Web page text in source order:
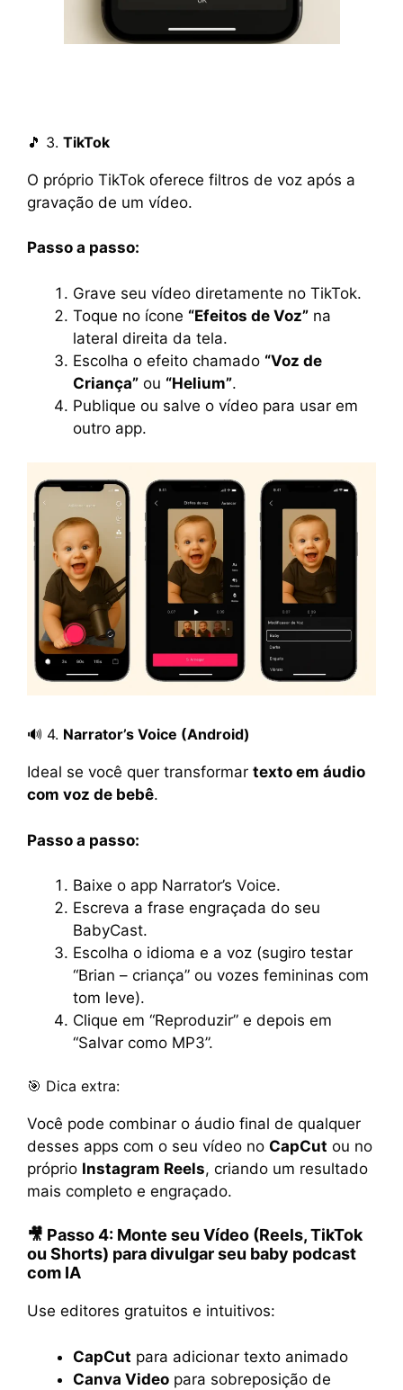
🎵 3. TikTok
O próprio TikTok oferece filtros de voz após a
gravação de um vídeo.
Passo a passo:
Grave seu vídeo diretamente no TikTok.
Toque no ícone “Efeitos de Voz” na
lateral direita da tela.
Escolha o efeito chamado “Voz de
Criança” ou “Helium”.
Publique ou salve o vídeo para usar em
outro app.
🔊 4. Narrator’s Voice (Android)
Ideal se você quer transformar texto em áudio
com voz de bebê.
Passo a passo:
Baixe o app Narrator’s Voice.
Escreva a frase engraçada do seu
BabyCast.
Escolha o idioma e a voz (sugiro testar
“Brian – criança” ou vozes femininas com
tom leve).
Clique em “Reproduzir” e depois em
“Salvar como MP3”.
🎯 Dica extra:
Você pode combinar o áudio final de qualquer
desses apps com o seu vídeo no CapCut ou no
próprio Instagram Reels, criando um resultado
mais completo e engraçado.
🎥 Passo 4: Monte seu Vídeo (Reels, TikTok
ou Shorts) para divulgar seu baby podcast
com IA
Use editores gratuitos e intuitivos:
CapCut para adicionar texto animado
Canva Video para sobreposição de